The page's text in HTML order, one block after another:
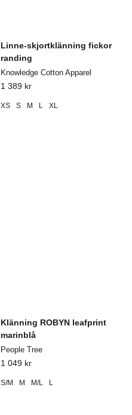
Linne-skjortklänning fickor
randing
Knowledge Cotton Apparel
1 389 kr
XS S M L XL
Klänning ROBYN leafprint
marinblå
People Tree
1 049 kr
S/M M M/L L